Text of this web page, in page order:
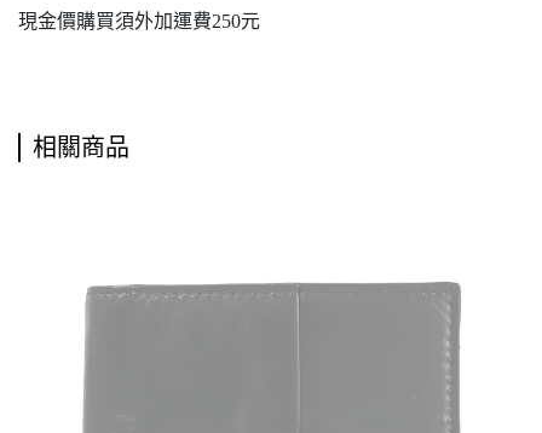
現金價購買須外加運費250元
相關商品